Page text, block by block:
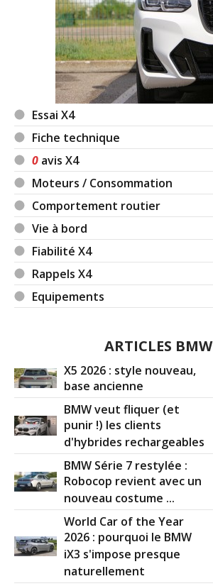
Essai X4
Fiche technique
0 avis X4
Moteurs / Consommation
Comportement routier
Vie à bord
Fiabilité X4
Rappels X4
Equipements
ARTICLES BMW
X5 2026 : style nouveau,
base ancienne
BMW veut fliquer (et
punir !) les clients
d'hybrides rechargeables
BMW Série 7 restylée :
Robocop revient avec un
nouveau costume ...
World Car of the Year
2026 : pourquoi le BMW
iX3 s'impose presque
naturellement